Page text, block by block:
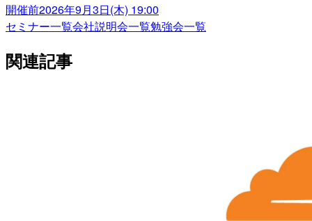
開催前2026年9月3日(木) 19:00
セミナー一覧会社説明会一覧勉強会一覧
関連記事